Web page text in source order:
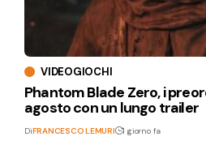
VIDEOGIOCHI
Phantom Blade Zero, i
agosto con un lungo trailer
DiFRANCESCO LEMURI 1 giorno fa